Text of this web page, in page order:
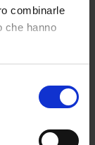
combinarle
che hanno